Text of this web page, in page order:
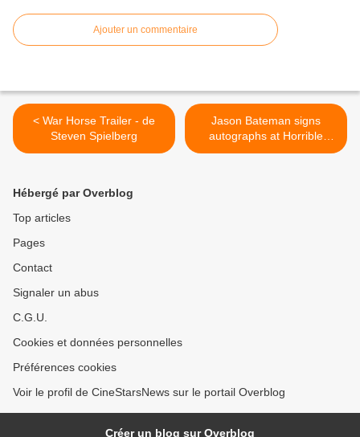
Ajouter un commentaire
< War Horse Trailer - de
Steven Spielberg
Jason Bateman signs
autographs at Horrible
bosses Film Premiere >
Hébergé par Overblog
Top articles
Pages
Contact
Signaler un abus
C.G.U.
Cookies et données personnelles
Préférences cookies
Voir le profil de CineStarsNews sur le portail Overblog
Créer un blog sur Overblog